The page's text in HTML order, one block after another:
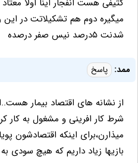
کثیفی هست انفجار اینا اولا
میگیره دوم هم تشکیلاتت در این
شدنت ۵درصد نیس صفر درصده
ممد: پاسخ
از نشانه های اقتصاد بیمار
میذارن،برای اینکه اقتصادشون
بازیها زیاد داریم که هیچ سودی